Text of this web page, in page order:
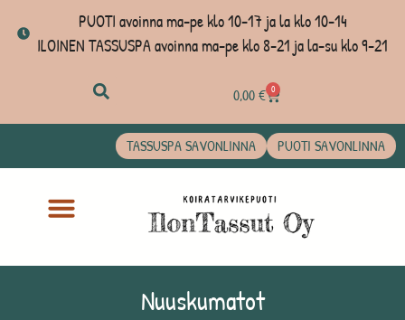
PUOTI avoinna ma-pe klo 10-17 ja la klo 10-14
ILOINEN TASSUSPA avoinna ma-pe klo 8-21 ja la-su klo 9-21
0,00€ 0
TASSUSPA SAVONLINNA PUOTI SAVONLINNA
Nuuskumatot